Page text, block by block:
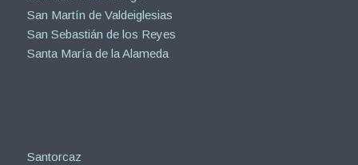
San Martín de Valdeiglesias
San Sebastián de los Reyes
Santa María de la Alameda
Santorcaz